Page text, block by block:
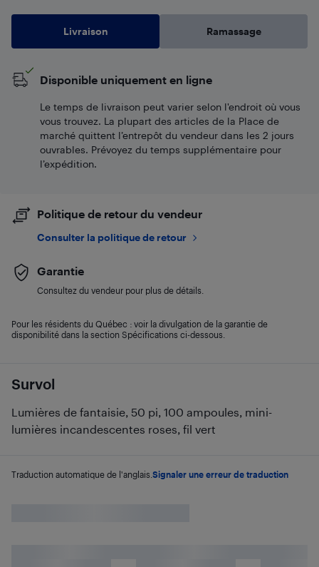
Survol
Lumières de fantaisie, 50 pi, 100 ampoules, mini-
lumières incandescentes roses, fil vert
Traduction automatique de l'anglais. Signaler une erreur de traduction
Livraison Ramassage
Disponible uniquement en ligne
Le temps de livraison peut varier selon l'endroit où vous
vous trouvez. La plupart des articles de la Place de
marché quittent l’entrepôt du vendeur dans les 2 jours
ouvrables. Prévoyez du temps supplémentaire pour
l’expédition.
Politique de retour du vendeur
Consulter la politique de retour
Garantie
Consultez du vendeur pour plus de détails.
Pour les résidents du Québec : voir la divulgation de la garantie de
disponibilité dans la section Spécifications ci-dessous.